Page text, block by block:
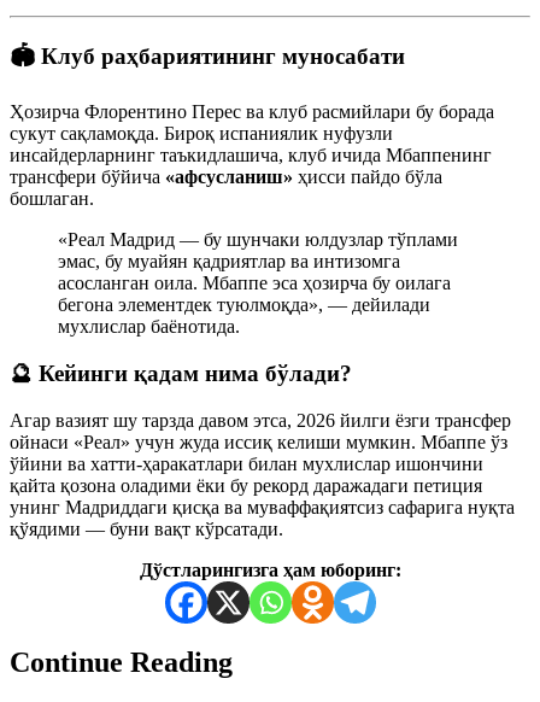
🏟 Клуб раҳбариятининг муносабати
Ҳозирча Флорентино Перес ва клуб расмийлари бу борада
сукут сақламоқда. Бироқ испаниялик нуфузли
инсайдерларнинг таъкидлашича, клуб ичида Мбаппенинг
трансфери бўйича «афсусланиш» ҳисси пайдо бўла
бошлаган.
«Реал Мадрид — бу шунчаки юлдузлар тўплами
эмас, бу муайян қадриятлар ва интизомга
асосланган оила. Мбаппе эса ҳозирча бу оилага
бегона элементдек туюлмоқда», — дейилади
мухлислар баёнотида.
🔮 Кейинги қадам нима бўлади?
Агар вазият шу тарзда давом этса, 2026 йилги ёзги трансфер
ойнаси «Реал» учун жуда иссиқ келиши мумкин. Мбаппе ўз
ўйини ва хатти-ҳаракатлари билан мухлислар ишончини
қайта қозона оладими ёки бу рекорд даражадаги петиция
унинг Мадриддаги қисқа ва муваффақиятсиз сафарига нуқта
қўядими — буни вақт кўрсатади.
Дўстларингизга ҳам юборинг:
Continue Reading